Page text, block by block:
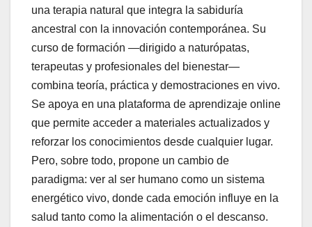
una terapia natural que integra la sabiduría
ancestral con la innovación contemporánea. Su
curso de formación —dirigido a naturópatas,
terapeutas y profesionales del bienestar—
combina teoría, práctica y demostraciones en vivo.
Se apoya en una plataforma de aprendizaje online
que permite acceder a materiales actualizados y
reforzar los conocimientos desde cualquier lugar.
Pero, sobre todo, propone un cambio de
paradigma: ver al ser humano como un sistema
energético vivo, donde cada emoción influye en la
salud tanto como la alimentación o el descanso.